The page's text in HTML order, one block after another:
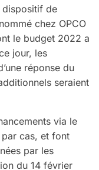
dispositif de
chez OPCO
le budget 2022 a
jour, les
réponse du
seraient
via le
par cas, et font
par les
du 14 février